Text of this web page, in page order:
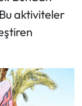
aktiviteler